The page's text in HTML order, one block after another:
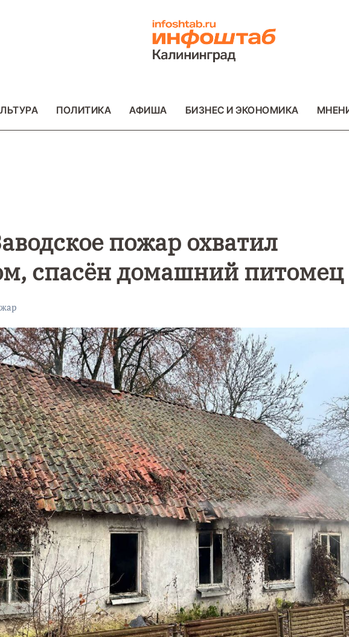
ПОЛИТИКА АФИША БИЗНЕС И ЭКОНОМИКА
пожар охватил
спасён домашний питомец
— День
Уникальное
северное
сияние
запечатлели
над Балтикой
как
после
бурана